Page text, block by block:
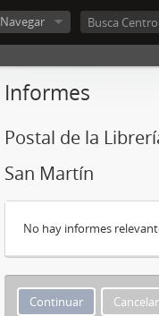
Navegar
Informes
Postal de la
San Martín
No hay informes
Cancelar